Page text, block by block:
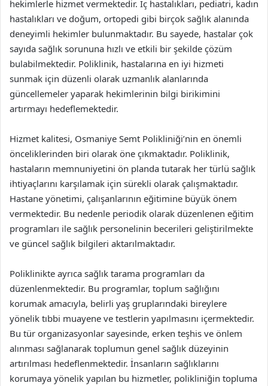
hekimlerle hizmet vermektedir. İç hastalıkları, pediatri, kadın
hastalıkları ve doğum, ortopedi gibi birçok sağlık alanında
deneyimli hekimler bulunmaktadır. Bu sayede, hastalar çok
sayıda sağlık sorununa hızlı ve etkili bir şekilde çözüm
bulabilmektedir. Poliklinik, hastalarına en iyi hizmeti
sunmak için düzenli olarak uzmanlık alanlarında
güncellemeler yaparak hekimlerinin bilgi birikimini
artırmayı hedeflemektedir.
Hizmet kalitesi, Osmaniye Semt Polikliniği’nin en önemli
önceliklerinden biri olarak öne çıkmaktadır. Poliklinik,
hastaların memnuniyetini ön planda tutarak her türlü sağlık
ihtiyaçlarını karşılamak için sürekli olarak çalışmaktadır.
Hastane yönetimi, çalışanlarının eğitimine büyük önem
vermektedir. Bu nedenle periodik olarak düzenlenen eğitim
programları ile sağlık personelinin becerileri geliştirilmekte
ve güncel sağlık bilgileri aktarılmaktadır.
Poliklinikte ayrıca sağlık tarama programları da
düzenlenmektedir. Bu programlar, toplum sağlığını
korumak amacıyla, belirli yaş gruplarındaki bireylere
yönelik tıbbi muayene ve testlerin yapılmasını içermektedir.
Bu tür organizasyonlar sayesinde, erken teşhis ve önlem
alınması sağlanarak toplumun genel sağlık düzeyinin
artırılması hedeflenmektedir. İnsanların sağlıklarını
korumaya yönelik yapılan bu hizmetler, polikliniğin topluma